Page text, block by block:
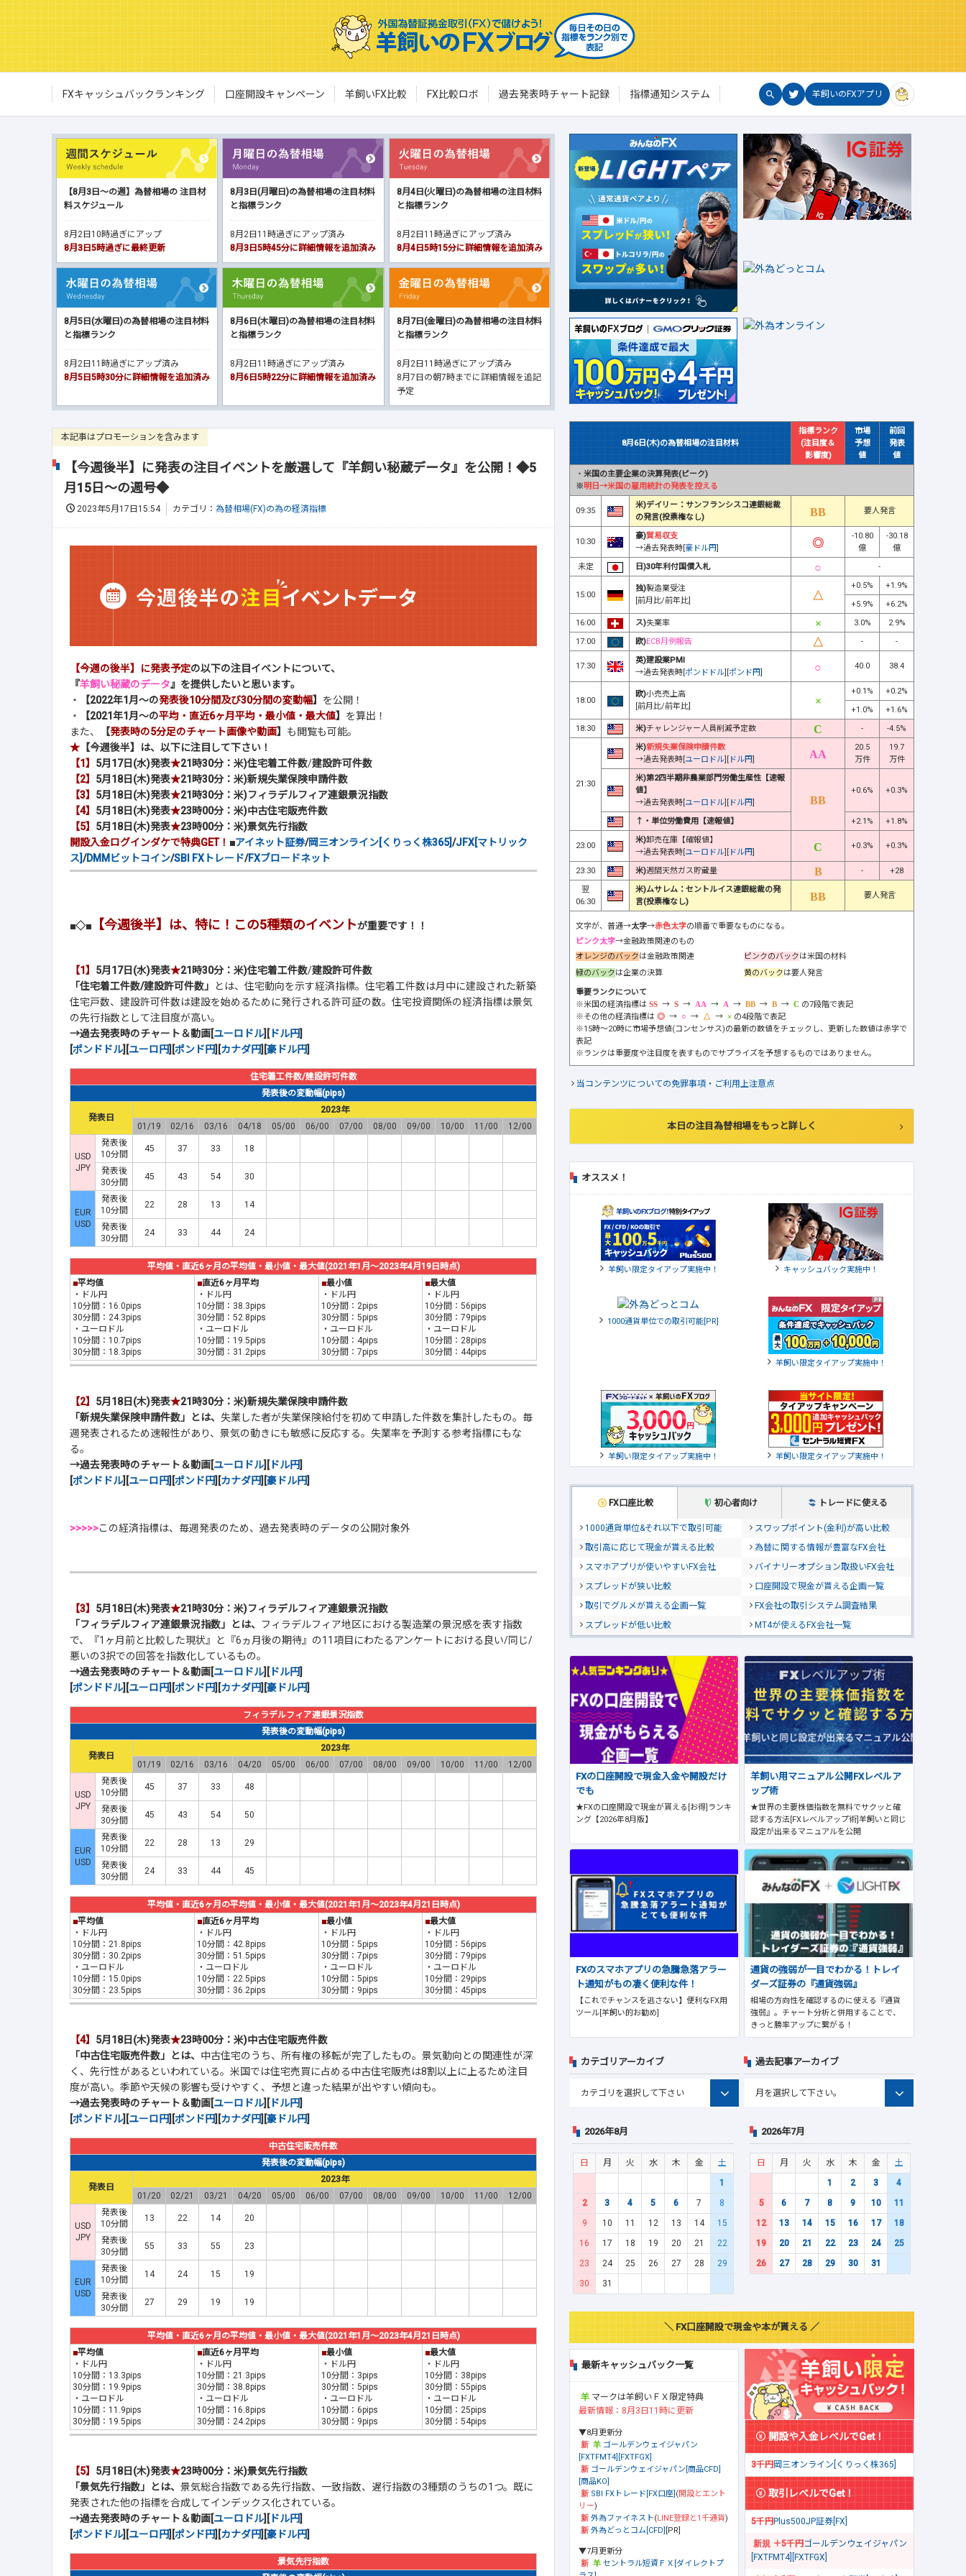
FXキャッシュバックランキング 口座開設キャンペーン 羊飼いFX比較 FX比較ロボ 過去発表時チャート記録 指標通知システム 羊飼いのFXアプリ
【8月3日～の週】為替相場の 注目材
料スケジュール
8月2日10時過ぎにアップ
8月3日5時過ぎに最終更新
8月3日(月曜日)の為替相場の注目材料
と指標ランク
8月2日11時過ぎにアップ済み
8月3日5時45分に詳細情報を追加済み
8月4日(火曜日)の為替相場の注目材料
と指標ランク
8月2日11時過ぎにアップ済み
8月4日5時15分に詳細情報を追加済み
8月5日(水曜日)の為替相場の注目材料
と指標ランク
8月2日11時過ぎにアップ済み
8月5日5時30分に詳細情報を追加済み
8月6日(木曜日)の為替相場の注目材料
と指標ランク
8月2日11時過ぎにアップ済み
8月6日5時22分に詳細情報を追加済み
8月7日(金曜日)の為替相場の注目材料
と指標ランク
8月2日11時過ぎにアップ済み
8月7日の朝7時までに詳細情報を追記
予定
本記事はプロモーションを含みます
【今週後半】に発表の注目イベントを厳選して『羊飼い秘蔵データ』を公開！◆5
月15日～の週号◆
2023年5月17日15:54 カテゴリ： 為替相場(FX)の為の経済指標
【今週の後半】に発表予定の以下の注目イベントについて、
『羊飼い秘蔵のデータ』を提供したいと思います。
・
【2022年1月～の発表後10分間及び30分間の変動幅】 を公開！
・
【2021年1月～の平均・直近6ヶ月平均・最小値・最大値】 を算出！
また、
【発表時の5分足のチャート画像や動画】 も閲覧も可能。
★ 【今週後半】は、以下に注目して下さい！
【1】 5月17日(水)発表★21時30分：米)住宅着工件数/建設許可件数
【2】 5月18日(木)発表★21時30分：米)新規失業保険申請件数
【3】 5月18日(木)発表★21時30分：米)フィラデルフィア連銀景況指数
【4】 5月18日(木)発表★23時00分：米)中古住宅販売件数
【5】 5月18日(木)発表★23時00分：米)景気先行指数
開設入金ログインダケで特典GET！ ■アイネット証券/岡三オンライン[くりっく株365]/JFX[マトリック
ス]/DMMビットコイン/SBI FXトレード/FXブロードネット
■◇■ 【今週後半】は、特に！この5種類のイベントが重要です！！
【1】 5月17日(水)発表★21時30分：米)住宅着工件数/建設許可件数
「住宅着工件数/建設許可件数」
とは、住宅動向を示す経済指標。住宅着工件数は月中に建設された新築
住宅戸数、建設許可件数は建設を始めるために発行される許可証の数。住宅投資関係の経済指標は景気
の先行指数として注目度が高い。
→過去発表時のチャート＆動画[ユーロドル][ ドル円]
[ポンドドル][ユーロ円][ポンド円][カナダ円][豪ドル円]
住宅着工件数/建設許可件数
発表後の変動幅(pips)
発表日
2023年
01/19
02/16 03/16 04/18 05/00 06/00 07/00 08/00 09/00 10/00 11/00 12/00
USD
JPY
発表後
10分間
45 37 33 18
発表後
30分間
45 43 54 30
EUR
USD
発表後
10分間
22 28 13 14
発表後
30分間
24 33 44 24
平均値・直近6ヶ月の平均値・最小値・最大値(2021年1月～2023年4月19日時点)
■平均値
・ドル円
10分間：16.0pips
30分間：24.3pips
・ユーロドル
10分間：10.7pips
30分間：18.3pips
■直近6ヶ月平均
・ドル円
10分間：38.3pips
30分間：52.8pips
・ユーロドル
10分間：19.5pips
30分間：31.2pips
■最小値
・ドル円
10分間：2pips
30分間：5pips
・ユーロドル
10分間：4pips
30分間：7pips
■最大値
・ドル円
10分間：56pips
30分間：79pips
・ユーロドル
10分間：28pips
30分間：44pips
【2】 5月18日(木)発表★21時30分：米)新規失業保険申請件数
「新規失業保険申請件数」とは、 失業した者が失業保険給付を初めて申請した件数を集計したもの。毎
週発表されるため速報性があり、景気の動きにも敏感に反応する。失業率を予測する参考指標にもな
る。
→過去発表時のチャート＆動画[ユーロドル][ ドル円]
[ポンドドル][ユーロ円][ポンド円][カナダ円][豪ドル円]
>>>>>この経済指標は、毎週発表のため、過去発表時のデータの公開対象外
【3】 5月18日(木)発表★21時30分：米)フィラデルフィア連銀景況指数
「フィラデルフィア連銀景況指数」とは、
フィラデルフィア地区における製造業の景況感を表す指数
で、『1ヶ月前と比較した現状』と『6ヵ月後の期待』の11項目にわたるアンケートにおける良い/同じ/
悪いの3択での回答を指数化しているもの。
→過去発表時のチャート＆動画[ユーロドル][ ドル円]
[ポンドドル][ユーロ円][ポンド円][カナダ円][豪ドル円]
フィラデルフィア連銀景況指数
発表後の変動幅(pips)
発表日
2023年
01/19
02/16 03/16 04/20 05/00 06/00 07/00 08/00 09/00 10/00 11/00 12/00
USD
JPY
発表後
10分間
45 37 33 48
発表後
30分間
45 43 54 50
EUR
USD
発表後
10分間
22 28 13 29
発表後
30分間
24 33 44 45
平均値・直近6ヶ月の平均値・最小値・最大値(2021年1月～2023年4月21日時点)
■平均値
・ドル円
10分間：21.8pips
30分間：30.2pips
・ユーロドル
10分間：15.0pips
30分間：23.5pips
■直近6ヶ月平均
・ドル円
10分間：42.8pips
30分間：51.5pips
・ユーロドル
10分間：22.5pips
30分間：36.2pips
■最小値
・ドル円
10分間：5pips
30分間：7pips
・ユーロドル
10分間：5pips
30分間：9pips
■最大値
・ドル円
10分間：56pips
30分間：79pips
・ユーロドル
10分間：29pips
30分間：45pips
【4】 5月18日(木)発表★23時00分：米)中古住宅販売件数
「中古住宅販売件数」とは、 中古住宅のうち、所有権の移転が完了したもの。景気動向との関連性が深
く、先行性があるといわれている。米国では住宅売買に占める中古住宅販売は8割以上に上るため注目
度が高い。季節や天候の影響も受けやすく、予想と違った結果が出やすい傾向も。
→過去発表時のチャート＆動画[ユーロドル][ ドル円]
[ポンドドル][ユーロ円][ポンド円][カナダ円][豪ドル円]
中古住宅販売件数
発表後の変動幅(pips)
発表日
2023年
01/20
02/21 03/21 04/20 05/00 06/00 07/00 08/00 09/00 10/00 11/00 12/00
USD
JPY
発表後
10分間
13 22 14 20
発表後
30分間
55 33 55 23
EUR
USD
発表後
10分間
14 24 15 19
発表後
30分間
27 29 19 19
平均値・直近6ヶ月の平均値・最小値・最大値(2021年1月～2023年4月21日時点)
■平均値
・ドル円
10分間：13.3pips
30分間：19.9pips
・ユーロドル
10分間：11.9pips
30分間：19.5pips
■直近6ヶ月平均
・ドル円
10分間：21.3pips
30分間：38.8pips
・ユーロドル
10分間：16.8pips
30分間：24.2pips
■最小値
・ドル円
10分間：3pips
30分間：5pips
・ユーロドル
10分間：6pips
30分間：9pips
■最大値
・ドル円
10分間：38pips
30分間：55pips
・ユーロドル
10分間：25pips
30分間：54pips
【5】 5月18日(木)発表★23時00分：米)景気先行指数
「景気先行指数」とは、 景気総合指数である先行指数、一致指数、遅行指数の3種類のうちの1つ。既に
発表された他の指標を合成してインデックス化されている。
→過去発表時のチャート＆動画[ユーロドル][ ドル円]
[ポンドドル][ユーロ円][ポンド円][カナダ円][豪ドル円]
景気先行指数
8月6日(木)の為替相場の注目材料
指標ランク
(注目度＆
影響度)
市場
予想
値
前回
発表
値
・ 米国の主要企業の決算発表(ピーク)
※明日→米国の雇用統計の発表を控える
09:35
米)デイリー：サンフランシスコ連銀総裁
の発言(投票権なし)
要人発言
10:30
豪)貿易収支
→過去発表時[豪ドル円]
-10.80
億
-30.18
億
未定
日)30年利付国債入札 -
15:00
独)製造業受注
[前月比/前年比]
+0.5%
+1.9%
+5.9%
+6.2%
16:00
ス)失業率 3.0%
2.9%
17:00
欧)ECB月例報告 - -
17:30
英)建設業PMI
→過去発表時[ポンドドル][ポンド円]
40.0 38.4
18:00
欧)小売売上高
[前月比/前年比]
+0.1%
+0.2%
+1.0%
+1.6%
18:30
米)チャレンジャー人員削減予定数 - -4.5%
21:30
米)新規失業保険申請件数
→過去発表時[ユーロドル][ ドル円]
20.5
万件
19.7
万件
米)第2四半期非農業部門労働生産性【速報
値】
→過去発表時[ユーロドル][ ドル円]
+0.6% +0.3%
↑・単位労働費用【速報値】 +2.1% +1.8%
23:00
米)卸売在庫【確報値】
→過去発表時[ユーロドル][ ドル円]
+0.3% +0.3%
23:30 米)週間天然ガス貯蔵量 -
+28
翌
06:30
米)ムサレム：セントルイス連銀総裁の発
言(投票権なし)
要人発言
文字が、普通→太字→赤色太字の順番で重要なものになる。
ピンク太字→金融政策関連のもの
オレンジのバックは金融政策関連 ピンクのバックは米国の材料
緑のバックは企業の決算 黄のバックは要人発言
重要ランクについて
※米国の経済指標は
→ → → → → →
の7段階で表記
※その他の経済指標は
→ → →
の4段階で表記
※15時～20時に市場予想値(コンセンサス)の最新の数値をチェックし、更新した数値は赤字で
表記
※ランクは重要度や注目度を表すものでサプライズを予想するものではありません。
当コンテンツについての免罪事項・ご利用上注意点
本日の注目為替相場をもっと詳しく
オススメ！
羊飼い限定タイアップ実施中！ キャッシュバック実施中！
1000通貨単位での取引可能[PR]
羊飼い限定タイアップ実施中！
羊飼い限定タイアップ実施中！ 羊飼い限定タイアップ実施中！
FX口座比較 初心者向け トレードに使える
1000通貨単位&それ以下で取引可能
スワップポイント(金利)が高い比較
取引高に応じて現金が貰える比較
為替に関する情報が豊富なFX会社
スマホアプリが使いやすいFX会社
バイナリーオプション取扱いFX会社
スプレッドが狭い比較
口座開設で現金が貰える企画一覧
取引でグルメが貰える企画一覧
FX会社の取引システム調査結果
スプレッドが低い比較
MT4が使えるFX会社一覧
FXの口座開設で現金入金や開設だけ
でも
★FXの口座開設で現金が貰える[お得]ランキ
ング【2026年8月版】
羊飼い用マニュアル公開FXレベルア
ップ術
★世界の主要株価指数を無料でサクッと確
認する方法[FXレベルアップ術]羊飼いと同じ
設定が出来るマニュアルを公開
FXのスマホアプリの急騰急落アラー
ト通知がもの凄く便利な件！
【これでチャンスを逃さない】便利なFX用
ツール[羊飼い的お勧め]
通貨の強弱が一目でわかる！トレイ
ダーズ証券の『通貨強弱』
相場の方向性を確認するのに使える『通貨
強弱』。チャート分析と併用することで、
きっと勝率アップに繋がる！
カテゴリアーカイブ 過去記事アーカイブ
2026年8月
日 月 火 水 木 金
土
1
2
3 4 5 6 7
8
9
10 11 12 13 14
15
16
17 18 19 20 21
22
23
24 25 26 27 28
29
30
31
2026年7月
日 月 火 水 木 金
土
1
2 3
4
5
6 7 8 9 10
11
12
13 14 15 16 17
18
19
20 21 22 23 24
25
26
27 28 29 30 31
＼ FX口座開設で現金や本が貰える ／
最新キャッシュバック一覧
マークは羊飼いＦＸ限定特典
最新情報：8月3日11時に更新
▼8月更新分
ゴールデンウェイジャパン
[FXTFMT4][FXTFGX]
ゴールデンウェイジャパン[商品CFD]
[商品KO]
SBI FXトレード[FX口座] (開設とエント
リー)
外為ファイネスト(LINE登録と1千通貨)
外為どっとコム[CFD] [PR]
▼7月更新分
セントラル短資ＦＸ[ダイレクトプ
開設や入金レベルでGet！
3千円岡三オンライン[くりっく株365]
取引レベルでGet！
5千円Plus500JP証券[FX]
＋5千円ゴールデンウェイジャパン
[FXTFMT4][FXTFGX]